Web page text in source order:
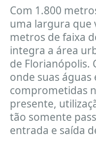
Com 1.800
uma largura que
metros de faixa
integra a área
de Florianópolis.
onde suas
comprometidas
presente,
tão somente
entrada e saída